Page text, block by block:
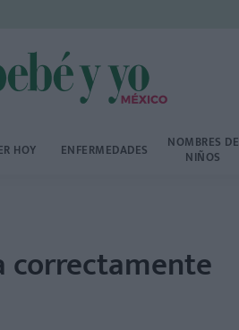
HOY ENFERMEDADES NOMBRES DE
NIÑOS
correctamente